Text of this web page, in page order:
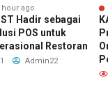
hour ago
Hadir sebagai
POS untuk
Restoran
1 Admin22